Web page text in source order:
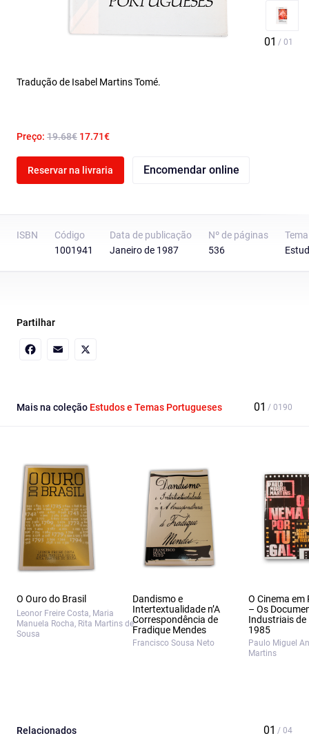
Tradução de Isabel Martins Tomé.
Preço: 19.68€ 17.71€
Reservar na livraria Encomendar online
ISBN
Código
1001941
Data de publicação
Janeiro de 1987
Nº de páginas
536
Tema
Partilhar
Mais na coleção Estudos e Temas Portugueses
O Ouro do Brasil
Leonor Freire Costa, Maria
Manuela Rocha, Rita Martins de
Sousa
Dandismo e
Intertextualidade n’A
Correspondência de
Fradique Mendes
Francisco Sousa Neto
O Cinema em
– Os
Industriais de
1985
Paulo Miguel
Martins
Relacionados